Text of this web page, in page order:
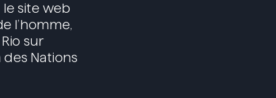
site web
l’homme,
sur
Nations